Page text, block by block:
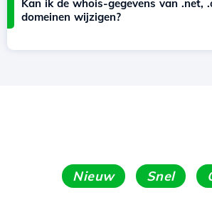
Kan ik de whois-gegevens van .net,
domeinen wijzigen?
Nieuw Snel